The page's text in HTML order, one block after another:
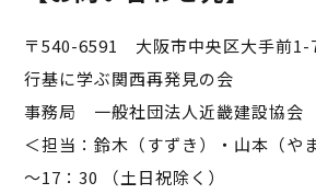
〒540-6591 大阪市中央区大手前1-
行基に学ぶ関西再発見の会
事務局 一般社団法人近畿建設協会
＜担当：鈴木（すずき）・山本（
～17：30 （土日祝除く）